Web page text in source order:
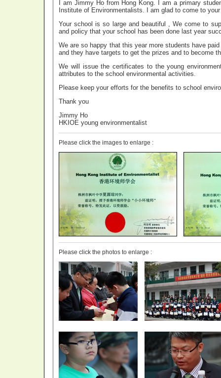
I am Jimmy Ho from Hong Kong. I am a primary
Institute of Environmentalists. I am glad to come to
Your school is so large and beautiful , We come to
and policy that your school has been done last year
We are so happy that this year more students have
and they have targets to get the prizes and to become
We will issue the certificates to the young
attributes to the school environmental activities.
Please keep your efforts for the benefits to school
Thank you
Jimmy Ho
HKIOE young environmentalist
Please click the images to enlarge :
Please click the photos to enlarge :